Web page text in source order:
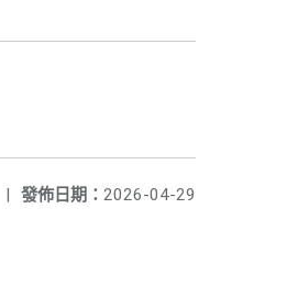
發佈日期： 2026-04-29
|